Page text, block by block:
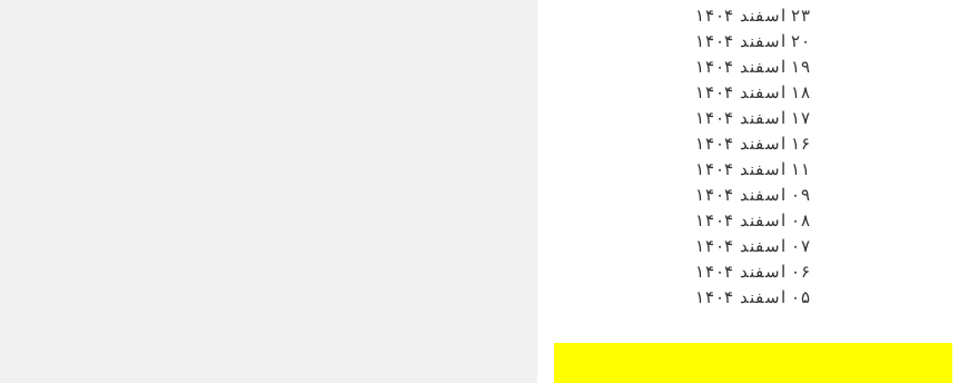
۲۳ اسفند ۱۴۰۴
۲۰ اسفند ۱۴۰۴
۱۹ اسفند ۱۴۰۴
۱۸ اسفند ۱۴۰۴
۱۷ اسفند ۱۴۰۴
۱۶ اسفند ۱۴۰۴
۱۱ اسفند ۱۴۰۴
۰۹ اسفند ۱۴۰۴
۰۸ اسفند ۱۴۰۴
۰۷ اسفند ۱۴۰۴
۰۶ اسفند ۱۴۰۴
۰۵ اسفند ۱۴۰۴